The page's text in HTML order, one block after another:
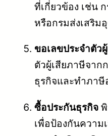
ที่เกี่ยวข้อง เช่น
หรือกรมส่งเสริม
ขอเลขประจำตัว
ตัวผู้เสียภาษีจาก
ธุรกิจและทำภาษี
ซื้อประกันธุรกิจ
เพื่อป้องกันความ